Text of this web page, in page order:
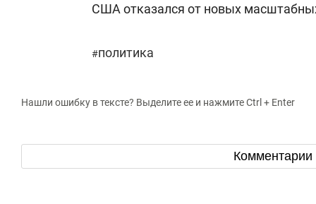
США отказался от новых
#политика
Нашли ошибку в тексте? Выделите ее и нажмите Ctrl + Enter
Комментарии